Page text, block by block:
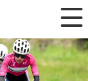
×